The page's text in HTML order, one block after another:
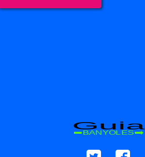
Guia
BANYOLES